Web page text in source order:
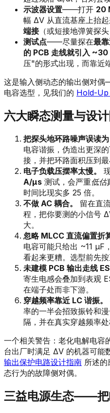
示波器设置——打开 20
幅 ΔV 从直流基座上抬
端接（或短接地弹簧探头
测试点——尽量探在最
的 PCB 走线就引入 ~30
压"的形式出现，而靠近
这是输入侧动态的输出侧对
电容选型，见我们的 Hold-Up
六大瞬态测量与设
把探头地环路噪声误读为
电容谐振，伪造出更深
接，并把环路面积压到最
电子负载压摆率太慢。
A/µs 测试，会严重低估
时间比现实多 25 倍。
不做 AC 耦合。
留在直
程，把你要测的小信号
大。
忽略 MLCC 直流偏置折
电容可能只给出 ~11 µF
看起来更糟。选型前先按
未建模 PCB 输出走线
寄生电感会叠加到表观
在端子处而非下游。
穿越频率靠近 LC 谐振。
率的一半会招致振铃和
隔，并在真实穿越频率处
一个相关警告：老化电解电容
台出厂时满足 ΔV 的机器可
输出保护电路设计指南 所述
态行为的故障侧对偶。
三益电源生态——把